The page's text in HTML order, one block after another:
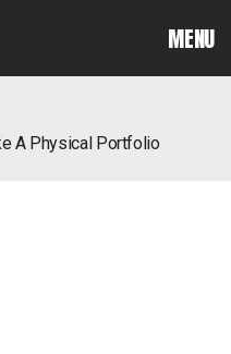
MENU
a physical portfolio